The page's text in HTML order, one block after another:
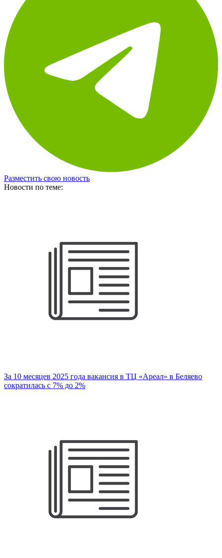
Разместить свою новость
Новости по теме:
За 10 месяцев 2025 года вакансия в ТЦ «Ареал» в Беляево
сократилась с 7% до 2%